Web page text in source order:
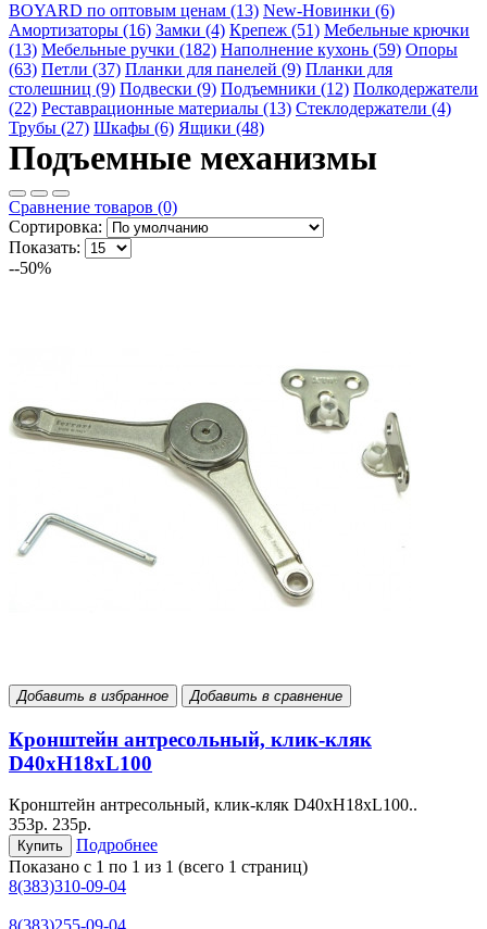
BOYARD по оптовым ценам (13) New-Новинки (6)
Амортизаторы (16) Замки (4) Крепеж (51) Мебельные крючки
(13) Мебельные ручки (182) Наполнение кухонь (59) Опоры
(63) Петли (37) Планки для панелей (9) Планки для
столешниц (9) Подвески (9) Подъемники (12) Полкодержатели
(22) Реставрационные материалы (13) Стеклодержатели (4)
Трубы (27) Шкафы (6) Ящики (48)
Подъемные механизмы
Сравнение товаров (0)
Сортировка:
Показать:
--50%
Добавить в избранное Добавить в сравнение
Кронштейн антресольный, клик-кляк
D40хН18хL100
Кронштейн антресольный, клик-кляк D40хН18хL100..
353р. 235р.
Купить
Подробнее
Показано с 1 по 1 из 1 (всего 1 страниц)
8(383)310-09-04